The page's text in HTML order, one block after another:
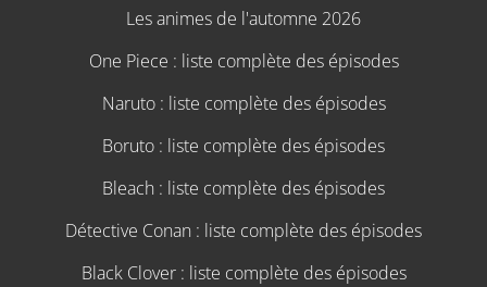
Les animes de l'automne 2026
One Piece : liste complète des épisodes
Naruto : liste complète des épisodes
Boruto : liste complète des épisodes
Bleach : liste complète des épisodes
Détective Conan : liste complète des épisodes
Black Clover : liste complète des épisodes